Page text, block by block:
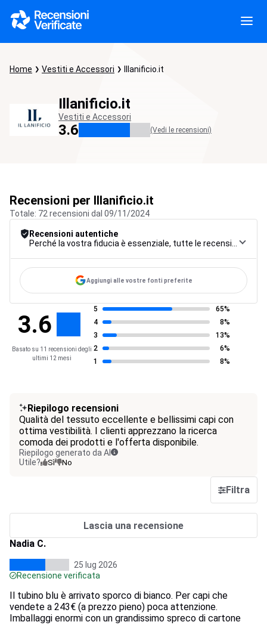
Home Vestiti e Accessori Illanificio.it
Illanificio.it
Vestiti e Accessori
3.6 (Vedi le recensioni)
Recensioni per Illanificio.it
Totale: 72 recensioni dal 09/11/2024
Recensioni autentiche
Aggiungi alle vostre fonti preferite
3.6
Basato su 11 recensioni degli
ultimi 12 mesi
5
65%
4
8%
3
13%
2
6%
1
8%
Riepilogo recensioni
Qualità del tessuto eccellente e bellissimi capi con
ottima vestibilità. I clienti apprezzano la ricerca
comoda dei prodotti e l'offerta disponibile.
Riepilogo generato da AI
Utile?
Sì No
Filtra
Lascia una recensione
Nadia C.
25 lug 2026
Recensione verificata
Il tubino blu è arrivato sporco di bianco. Per capi che
vendete a 243€ (a prezzo pieno) poca attenzione.
Imballaggi enormi con un grandissimo spreco di cartone